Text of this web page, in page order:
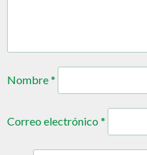
Nombre*
Correo electrónico*